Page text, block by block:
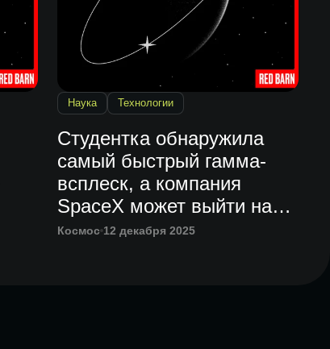
Наука Технологии
Студентка обнаружила
самый быстрый гамма-
всплеск, а компания
SpaceX может выйти на
биржу
Космос 12 декабря 2025